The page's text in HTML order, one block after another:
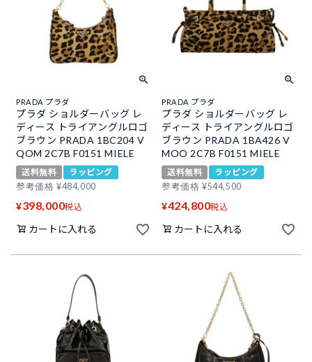
PRADA プラダ
プラダ ショルダーバッグ レ
ディース トライアングルロゴ
ブラウン PRADA 1BC204 V
QOM 2C7B F0151 MIELE
送料無料
ラッピング
参考価格 ¥484,000
¥398,000税込
カートに入れる
PRADA プラダ
プラダ ショルダーバッグ レ
ディース トライアングルロゴ
ブラウン PRADA 1BA426 V
MOO 2C7B F0151 MIELE
送料無料
ラッピング
参考価格 ¥544,500
¥424,800税込
カートに入れる